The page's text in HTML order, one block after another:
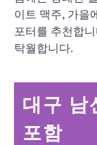
이트 맥주, 가을
포터를 추천합
탁월합니다.
대구 남
포함